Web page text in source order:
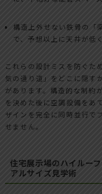
構造上外せない鉄骨の「
で、予想以上に天井が低
これらの設計ミスを防ぐた
気の通り道」をどこに隠す
があります。構造的な制約
を決めた後に空調設備をあ
ザインを完全に同時並行で
せません。
住宅展示場のハイルー
アルサイズ見学術